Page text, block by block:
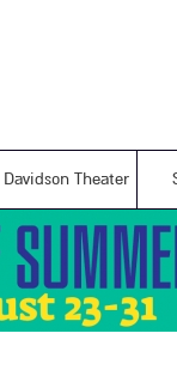
Davidson Theater